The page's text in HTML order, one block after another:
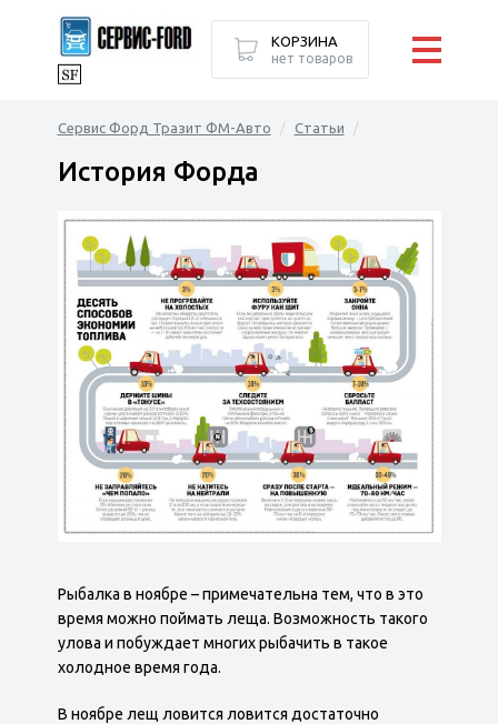
Сервис Форд Тразит ФМ-Авто Статьи
История Форда
Рыбалка в ноябре – примечательна тем, что в это
время можно поймать леща. Возможность такого
улова и побуждает многих рыбачить в такое
холодное время года.
В ноябре лещ ловится ловится достаточно
КОРЗИНА
нет товаров